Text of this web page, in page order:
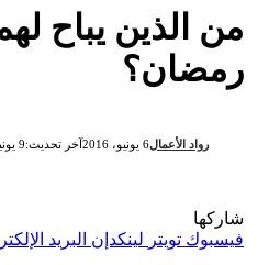
من الذين يباح
رمضان؟
رواد الأعمال6 يونيو، 2016 آخر تحديث:9 يونيو، 2016
شاركها
فيسبوك تويتر لينكدإن البريد